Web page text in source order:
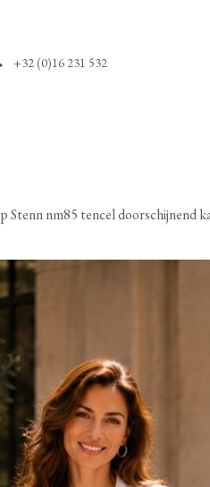
+32 (0)16 231 532
Stenn nm85 tencel doorschijnend